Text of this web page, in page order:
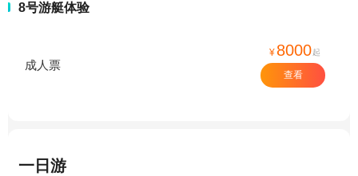
8号游艇体验
成人票
¥ 8000起
查看
一日游